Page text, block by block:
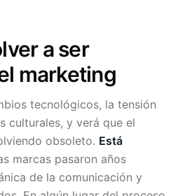
a ser
marketing
tecnológicos, la tensión
culturales, y verá que el
obsoleto. Está
marcas pasaron años
de la comunicación y